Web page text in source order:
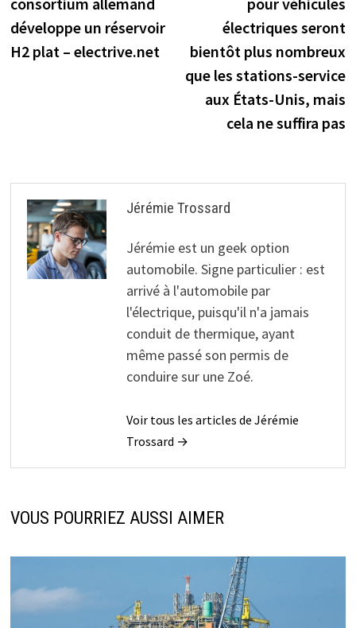
Hengchi 5 EV, VW
ID.4
l’article
développe un réservoir
H2 plat – electrive.net
électriques seront
bientôt plus nombreux
que les stations-service
aux États-Unis, mais
cela ne suffira pas
Jérémie Trossard
Jérémie est un geek option
automobile. Signe particulier : est
arrivé à l'automobile par
l'électrique, puisqu'il n'a jamais
conduit de thermique, ayant
même passé son permis de
conduire sur une Zoé.
Voir tous les articles de Jérémie
Trossard →
VOUS POURRIEZ AUSSI AIMER